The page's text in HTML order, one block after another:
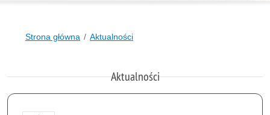
Strona główna Aktualności
Aktualności